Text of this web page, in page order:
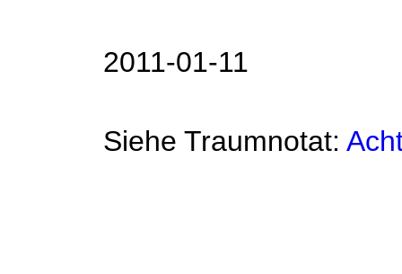
2011-01-11
Siehe Traumnotat: